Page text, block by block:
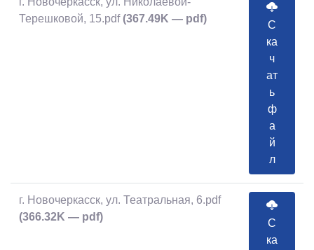
Терешковой, 15.pdf (367.49K — pdf)
С
ка
ч
ат
ь
ф
а
й
л
г. Новочеркасск, ул. Театральная, 6.pdf
(366.32K — pdf)
С
ка